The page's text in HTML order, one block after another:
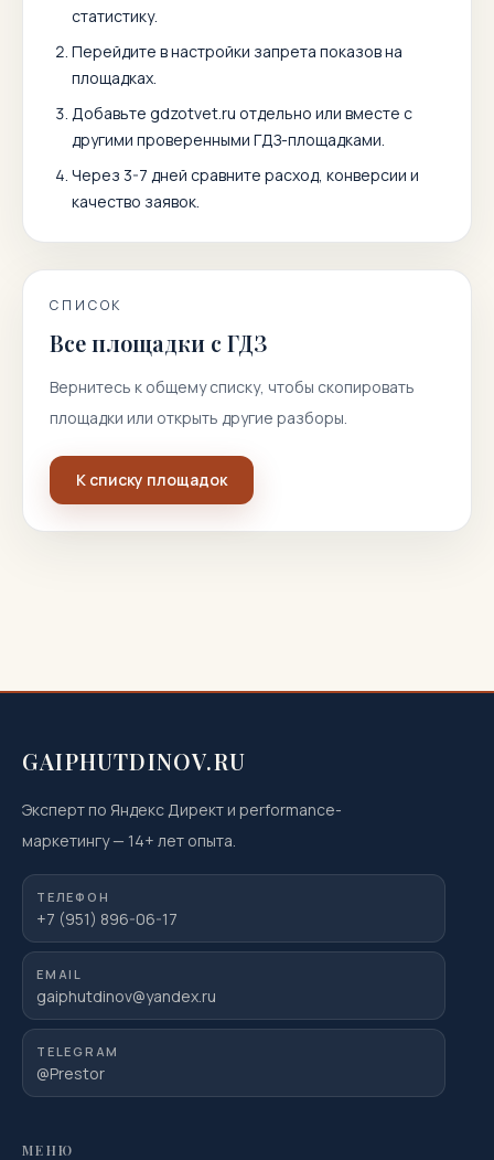
статистику.
Перейдите в настройки запрета показов на
площадках.
Добавьте gdzotvet.ru отдельно или вместе с
другими проверенными ГДЗ-площадками.
Через 3-7 дней сравните расход, конверсии и
качество заявок.
СПИСОК
Все площадки с ГДЗ
Вернитесь к общему списку, чтобы скопировать
площадки или открыть другие разборы.
К списку площадок
GAIPHUTDINOV.RU
Эксперт по Яндекс Директ и performance-
маркетингу— 14+ лет опыта.
ТЕЛЕФОН
+7 (951) 896-06-17
EMAIL
gaiphutdinov@yandex.ru
TELEGRAM
@Prestor
МЕНЮ